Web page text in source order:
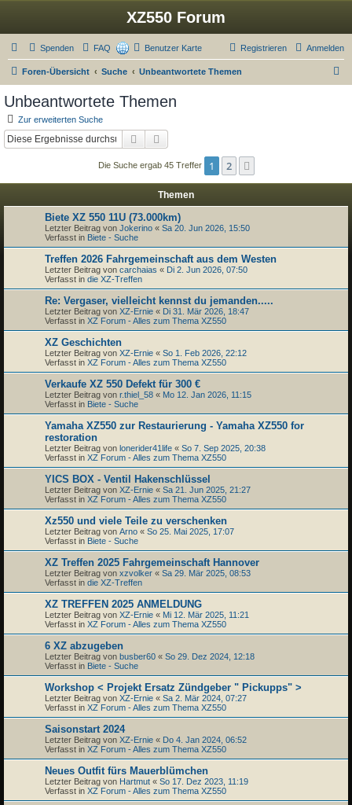
XZ550 Forum
Spenden FAQ Benutzer Karte Anmelden
Registrieren
Foren-Übersicht Suche Unbeantwortete Themen
Unbeantwortete Themen
Zur erweiterten Suche
Suche
Die Suche ergab 45 Treffer 1 2
Themen
Biete XZ 550 11U (73.000km)
Letzter Beitrag von Jokerino « Sa 20. Jun 2026, 15:50
Verfasst in Biete - Suche
Treffen 2026 Fahrgemeinschaft aus dem Westen
Letzter Beitrag von carchaias « Di 2. Jun 2026, 07:50
Verfasst in die XZ-Treffen
Re: Vergaser, vielleicht kennst du jemanden.....
Letzter Beitrag von XZ-Ernie « Di 31. Mär 2026, 18:47
Verfasst in XZ Forum - Alles zum Thema XZ550
XZ Geschichten
Letzter Beitrag von XZ-Ernie « So 1. Feb 2026, 22:12
Verfasst in XZ Forum - Alles zum Thema XZ550
Verkaufe XZ 550 Defekt für 300 €
Letzter Beitrag von r.thiel_58 « Mo 12. Jan 2026, 11:15
Verfasst in Biete - Suche
Yamaha XZ550 zur Restaurierung - Yamaha XZ550 for
restoration
Letzter Beitrag von lonerider41life « So 7. Sep 2025, 20:38
Verfasst in XZ Forum - Alles zum Thema XZ550
YICS BOX - Ventil Hakenschlüssel
Letzter Beitrag von XZ-Ernie « Sa 21. Jun 2025, 21:27
Verfasst in XZ Forum - Alles zum Thema XZ550
Xz550 und viele Teile zu verschenken
Letzter Beitrag von Arno « So 25. Mai 2025, 17:07
Verfasst in Biete - Suche
XZ Treffen 2025 Fahrgemeinschaft Hannover
Letzter Beitrag von xzvolker « Sa 29. Mär 2025, 08:53
Verfasst in die XZ-Treffen
XZ TREFFEN 2025 ANMELDUNG
Letzter Beitrag von XZ-Ernie « Mi 12. Mär 2025, 11:21
Verfasst in XZ Forum - Alles zum Thema XZ550
6 XZ abzugeben
Letzter Beitrag von busber60 « So 29. Dez 2024, 12:18
Verfasst in Biete - Suche
Workshop < Projekt Ersatz Zündgeber " Pickupps" >
Letzter Beitrag von XZ-Ernie « Sa 2. Mär 2024, 07:27
Verfasst in XZ Forum - Alles zum Thema XZ550
Saisonstart 2024
Letzter Beitrag von XZ-Ernie « Do 4. Jan 2024, 06:52
Verfasst in XZ Forum - Alles zum Thema XZ550
Neues Outfit fürs Mauerblümchen
Letzter Beitrag von Hartmut « So 17. Dez 2023, 11:19
Verfasst in XZ Forum - Alles zum Thema XZ550